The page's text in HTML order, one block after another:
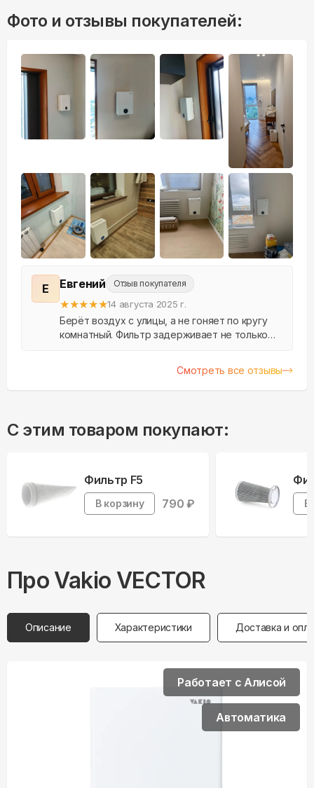
Фото и отзывы покупателей:
Е Евгений Отзыв покупателя
★★★★★14 августа 2025 г.
Берёт воздух с улицы, а не гоняет по кругу
комнатный. Фильтр задерживает не только
Смотреть все отзывы
С этим товаром покупают:
Фильтр F5
В корзину 790 ₽ В
Про Vakio VECTOR
Описание Характеристики Доставка и
Работает с Алисой
Автоматика